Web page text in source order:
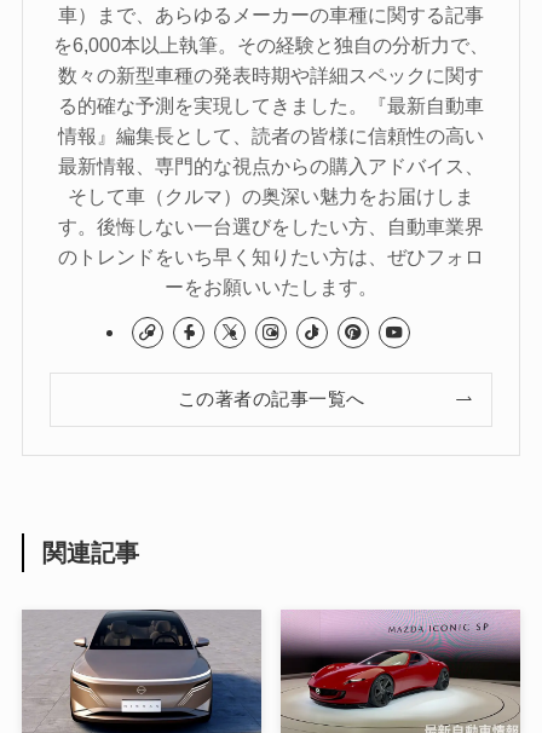
車）まで、あらゆるメーカーの車種に関する記事
を6,000本以上執筆。その経験と独自の分析力で、
数々の新型車種の発表時期や詳細スペックに関す
る的確な予測を実現してきました。『最新自動車
情報』編集長として、読者の皆様に信頼性の高い
最新情報、専門的な視点からの購入アドバイス、
そして車（クルマ）の奥深い魅力をお届けしま
す。後悔しない一台選びをしたい方、自動車業界
のトレンドをいち早く知りたい方は、ぜひフォロ
ーをお願いいたします。
この著者の記事一覧へ
関連記事